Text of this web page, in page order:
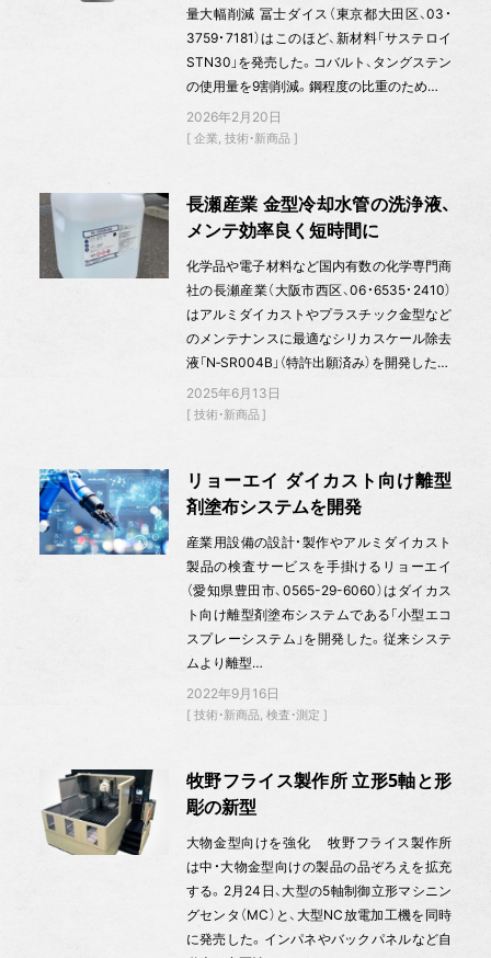
量大幅削減 冨士ダイス（東京都大田区、03・
3759・7181）はこのほど、新材料「サステロイ
STN30」を発売した。コバルト、タングステン
の使用量を9割削減。鋼程度の比重のため…
2026年2月20日
企業 技術・新商品
長瀬産業 金型冷却水管の洗浄液、
メンテ効率良く短時間に
化学品や電子材料など国内有数の化学専門商
社の長瀬産業（大阪市西区、06・6535・2410）
はアルミダイカストやプラスチック金型など
のメンテナンスに最適なシリカスケール除去
液「N‐SR004B」（特許出願済み）を開発した…
2025年6月13日
技術・新商品
リョーエイ ダイカスト向け離型
剤塗布システムを開発
産業用設備の設計・製作やアルミダイカスト
製品の検査サービスを手掛けるリョーエイ
（愛知県豊田市、0565-29-6060）はダイカス
ト向け離型剤塗布システムである「小型エコ
スプレーシステム」を開発した。従来システ
ムより離型…
2022年9月16日
技術・新商品 検査・測定
牧野フライス製作所 立形5軸と形
彫の新型
大物金型向けを強化 牧野フライス製作所
は中・大物金型向けの製品の品ぞろえを拡充
する。2月24日、大型の5軸制御立形マシニン
グセンタ（MC）と、大型NC放電加工機を同時
に発売した。インパネやバックパネルなど自